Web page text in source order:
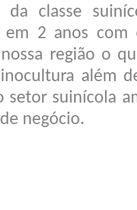
da classe
em 2 anos com
região o
além
setor suinícola
negócio.